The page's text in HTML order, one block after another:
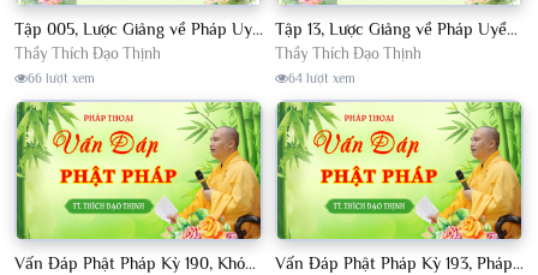
Tập 005, Lược Giảng về Pháp Uyển Châu Lâm, Chủ giảng TT Thích Đạo Thịnh
Thầy Thích Đạo Thịnh
66 lượt xem
Tập 13, Lược Giảng về Pháp Uyển Châu Lâm, Chủ giảng TT Thích Đạo Thịnh
Thầy Thích Đạo Thịnh
64 lượt xem
Vấn Đáp Phật Pháp Kỳ 190, Khóa Tu Sinh Viên Con Kể Bụt Nghe Tháng 05, 2023 TT. Thích Đạo Thịnh - CKN Vấn Đáp Phật Pháp Kỳ 193, Pháp Hội TPTTHN Tháng 04/2023 TT. Thích Đạo Thịnh - CKN